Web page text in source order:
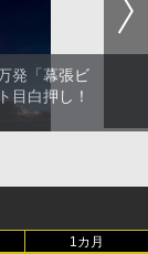
発「幕張ビ
目白押し！
1カ月